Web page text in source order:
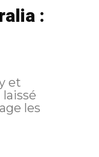
:
et